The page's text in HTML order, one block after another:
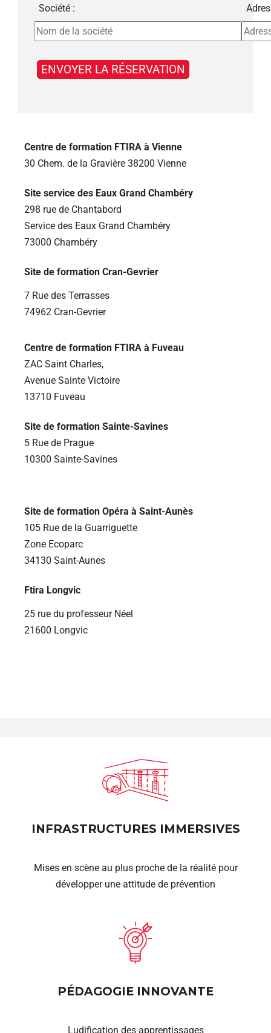
Société :
Centre de formation FTIRA à Vienne
30 Chem. de la Gravière 38200 Vienne
Site service des Eaux Grand Chambéry
298 rue de Chantabord
Service des Eaux Grand Chambéry
73000 Chambéry
Site de formation Cran-Gevrier
7 Rue des Terrasses
74962 Cran-Gevrier
Centre de formation FTIRA à Fuveau
ZAC Saint Charles,
Avenue Sainte Victoire
13710 Fuveau
Site de formation Sainte-Savines
5 Rue de Prague
10300 Sainte-Savines
Site de formation Opéra à Saint-Aunès
105 Rue de la Guarriguette
Zone Ecoparc
34130 Saint-Aunes
Ftira Longvic
25 rue du professeur Néel
21600 Longvic
INFRASTRUCTURES IMMERSIVES
Mises en scène au plus proche de la réalité pour
développer une attitude de prévention
PÉDAGOGIE INNOVANTE
Ludification des apprentissages